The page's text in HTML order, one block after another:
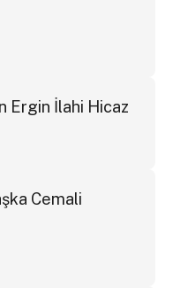
Ergin İlahi Hicaz
Cemali